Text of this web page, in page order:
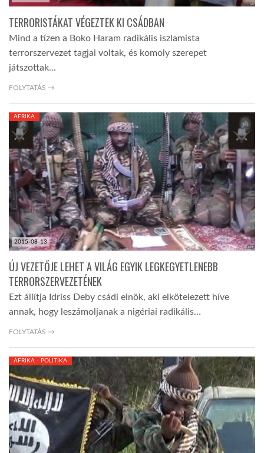
GLOBOTV BP
HÍR3D
TROPICALMAGAZIN
GLOBOTV
AFRIKA TUDÁSTÁR
LINKTR.EE
GLOBOZSARU
DOBRAVERO.HU
LATIMO.HU
TERRORISTÁKAT VÉGEZTEK KI CSÁDBAN
Mind a tízen a Boko Haram radikális iszlamista
terrorszervezet tagjai voltak, és komoly szerepet
játszottak…
FOLYTATÁS →
2015-08-13
AFRIKA
ÚJ VEZETŐJE LEHET A VILÁG EGYIK LEGKEGYETLENEBB
TERRORSZERVEZETÉNEK
Ezt állítja Idriss Deby csádi elnök, aki elkötelezett híve
annak, hogy leszámoljanak a nigériai radikális…
FOLYTATÁS →
AFRIKA - POLITIKA